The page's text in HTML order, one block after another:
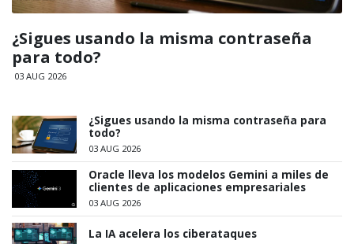
¿Sigues usando la misma contraseña
para todo?
03 AUG 2026
¿Sigues usando la misma contraseña para
todo?
03 AUG 2026
Oracle lleva los modelos Gemini a miles de
clientes de aplicaciones empresariales
03 AUG 2026
La IA acelera los ciberataques